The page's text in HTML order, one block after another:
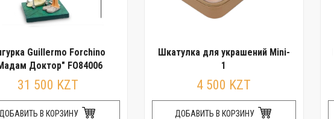
Guillermo Forchino
Доктор" FO84006
31 500 KZT
В КОРЗИНУ
Шкатулка для украшений Mini-
1
4 500 KZT
ДОБАВИТЬ В КОРЗИНУ